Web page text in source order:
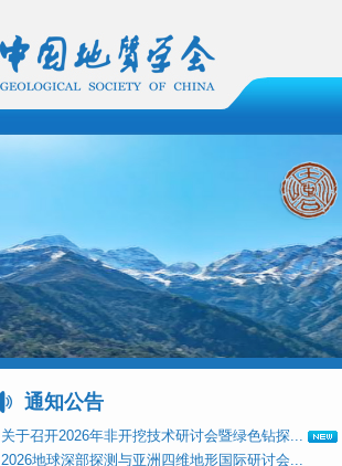
通知公告
关于召开2026年非开挖技术研讨会暨绿色钻探...
2026地球深部探测与亚洲四维地形国际研讨会...